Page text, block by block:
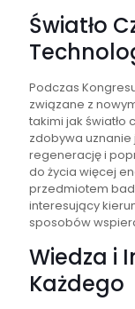
Światło
Podczas
związane z
takimi jak światło
zdobywa
regenerację i
do życia więcej
przedmiotem
interesujący
sposobów
Wiedza i
Każdego